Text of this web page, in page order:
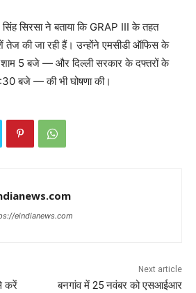
सिंह सिरसा ने बताया कि GRAP III के तहत
की जा रही हैं। उन्होंने एमसीडी ऑफिस के
5 बजे — और दिल्ली सरकार के दफ्तरों के
बजे — की भी घोषणा की।
eindianews.com
करें
Next article
बनगांव में 25 नवंबर को एसआईआर